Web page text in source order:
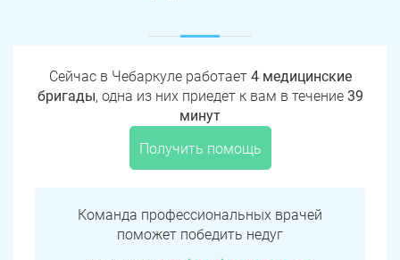
Сейчас в Чебаркуле работает 4 медицинские
бригады, одна из них приедет к вам в течение 39
минут
Получить помощь
Команда профессиональных врачей
поможет победить недуг